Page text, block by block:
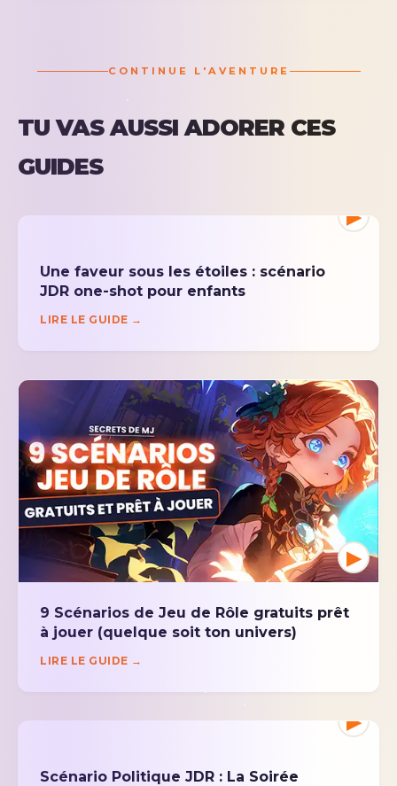
CONTINUE L'AVENTURE
TU VAS AUSSI ADORER CES
GUIDES
▶
Une faveur sous les étoiles : scénario
JDR one-shot pour enfants
LIRE LE GUIDE →
▶
9 Scénarios de Jeu de Rôle gratuits prêt
à jouer (quelque soit ton univers)
LIRE LE GUIDE →
▶
Scénario Politique JDR : La Soirée